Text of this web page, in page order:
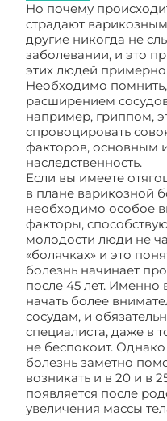
Но почему
страдают
другие никогда не
заболевании, и это
этих людей
Необходимо
расширением
например, гриппом,
спровоцировать
факторов, основным
наследственность.
Если вы имеете
в плане варикозной
необходимо особое
факторы,
молодости люди не
«болячках» и это
болезнь начинает
после 45 лет.
начать более
сосудам, и
специалиста, даже в
не беспокоит.
болезнь заметно
возникать и в 20 и в
появляется после
увеличения массы